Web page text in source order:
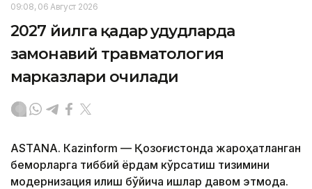
09:08, 06 Август 2026
2027 йилга қадар ҳудудларда
замонавий травматология
марказлари очилади
ASTANА. Кazinform — Қозоғистонда жароҳатланган
беморларга тиббий ёрдам кўрсатиш тизимини
модернизация қилиш бўйича ишлар давом этмоқда.